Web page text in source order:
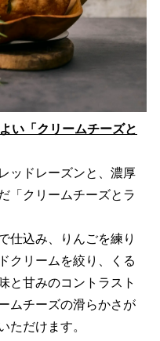
い「クリームチーズと
ッドレーズンと、濃厚
「クリームチーズとラ
仕込み、りんごを練り
クリームを絞り、くる
と甘みのコントラスト
ムチーズの滑らかさが
ただけます。